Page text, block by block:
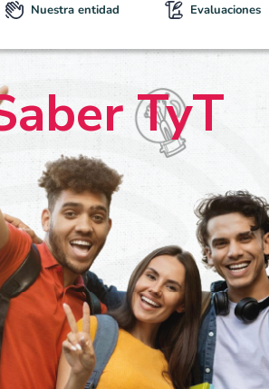
Nuestra entidad Evaluaciones
TyT